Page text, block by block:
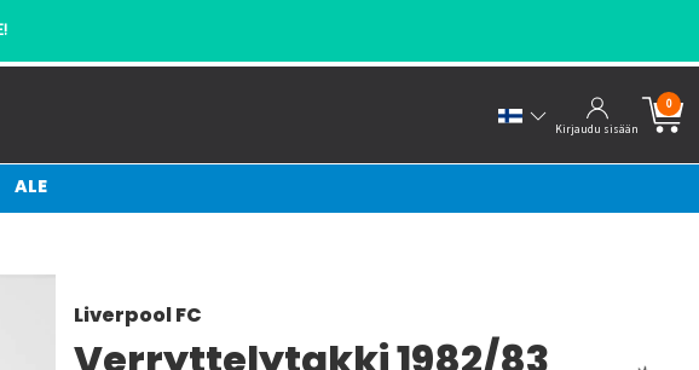
Kirjaudu sisään
0
ALE
Liverpool FC